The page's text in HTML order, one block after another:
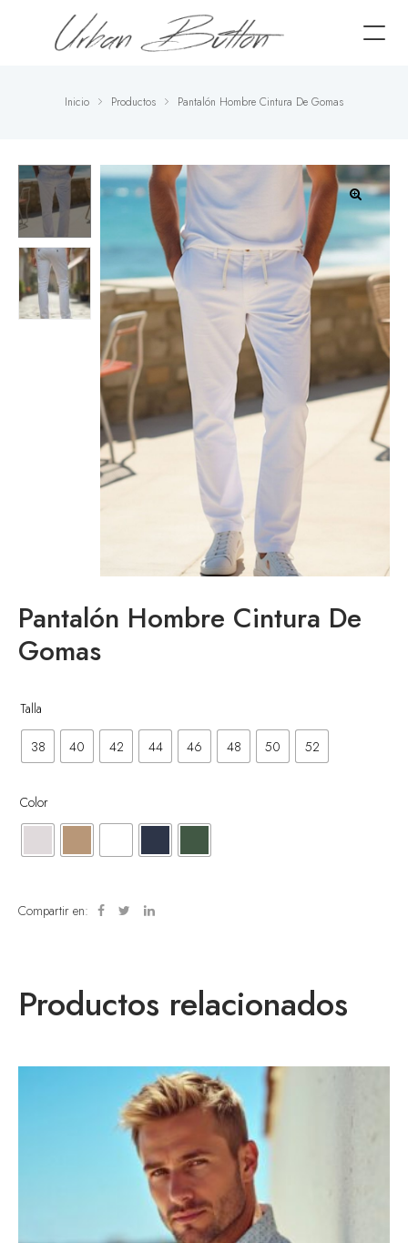
Inicio Productos Pantalón Hombre Cintura De Gomas
🔍
Pantalón Hombre Cintura De
Gomas
Talla
38 40 42 44 46 48 50 52
Color
Compartir en:
Productos relacionados